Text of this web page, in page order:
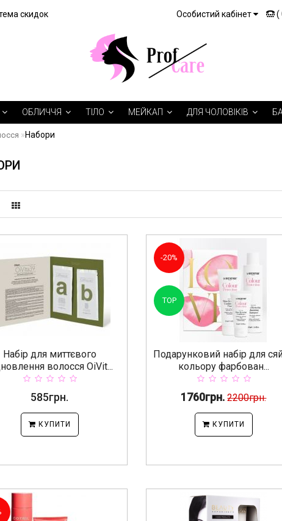
скидок Особистий кабінет
ОБЛИЧЧЯ ТІЛО МЕЙКАП ДЛЯ ЧОЛОВІКІВ
Набори
Набір для миттєвого
волосся OiVit...
585грн.
КУПИТИ
-20%
TOP
Подарунковий набір для
кольору фарбован...
1760грн. 2200грн.
КУПИТИ